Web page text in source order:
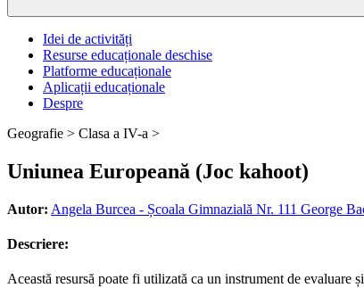
Idei de activități
Resurse educaționale deschise
Platforme educaționale
Aplicații educaționale
Despre
Geografie > Clasa a IV-a >
Uniunea Europeană (Joc kahoot)
Autor: Angela Burcea - Școala Gimnazială Nr. 111 George
Descriere:
Această resursă poate fi utilizată ca un instrument de